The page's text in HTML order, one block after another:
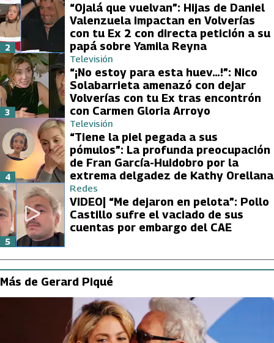
“Ojalá que vuelvan”: Hijas de Daniel
Valenzuela impactan en Volverías
con tu Ex 2 con directa petición a su
papá sobre Yamila Reyna
2
Televisión
“¡No estoy para esta huev…!”: Nico
Solabarrieta amenazó con dejar
Volverías con tu Ex tras encontrón
con Carmen Gloria Arroyo
3
Televisión
“Tiene la piel pegada a sus
pómulos”: La profunda preocupación
de Fran García-Huidobro por la
extrema delgadez de Kathy Orellana
4
Redes
VIDEO| “Me dejaron en pelota”: Pollo
Castillo sufre el vaciado de sus
cuentas por embargo del CAE
5
Más de Gerard Piqué